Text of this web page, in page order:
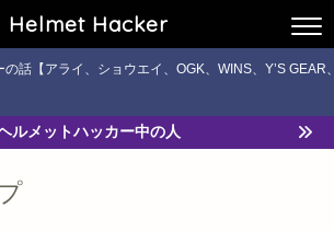
Helmet Hacker
の話【アライ、ショウエイ、OGK、WINS、Y’S
ルメットハッカー中の人